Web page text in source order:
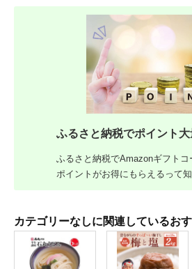
ふるさと納税でポイント大
ふるさと納税でAmazonギフトコ
ポイントがお得にもらえるって
カテゴリーなしに関連しているお